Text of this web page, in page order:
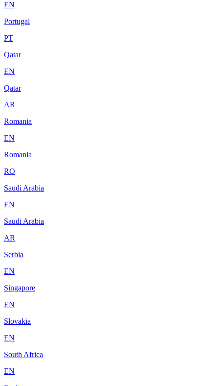
EN
Portugal
PT
Qatar
EN
Qatar
AR
Romania
EN
Romania
RO
Saudi Arabia
EN
Saudi Arabia
AR
Serbia
EN
Singapore
EN
Slovakia
EN
South Africa
EN